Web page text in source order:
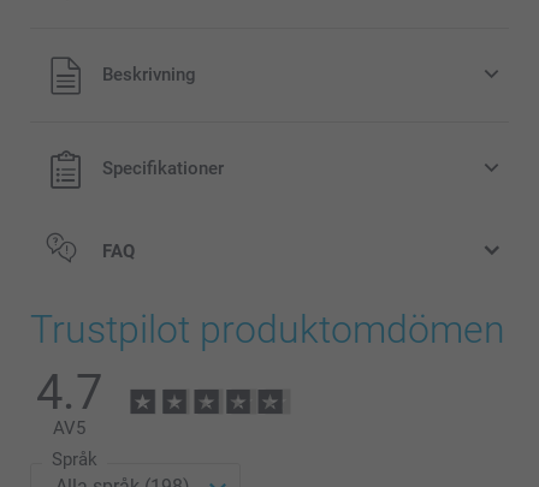
Alla priser är i svenska kronor (SEK), inklusive moms och
exklusive porto.
Beskrivning
Specifikationer
FAQ
Trustpilot produktomdömen
4.7
AV5
Språk